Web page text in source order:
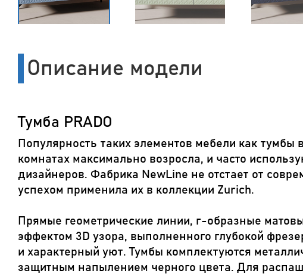
Описание модели
Тумба PRADO
Популярность таких элементов мебели как тумбы
комнатах максимально возросла, и часто
дизайнеров. Фабрика NewLine не отстает от
успехом применила их в коллекции Zurich.
Прямые геометрические линии, г-образные
эффектом 3D узора, выполненного глубокой
и характерный уют. Тумбы комплектуются
защитным напылением черного цвета. Для